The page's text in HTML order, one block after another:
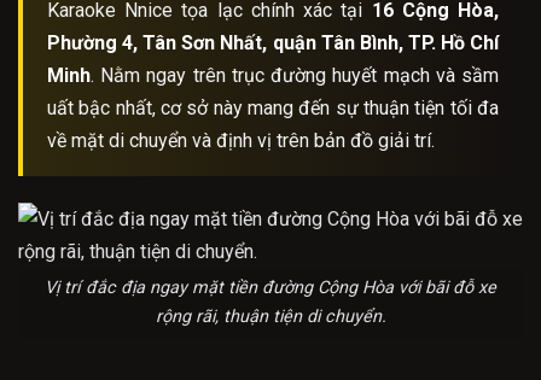
Karaoke Nnice tọa lạc chính xác tại 16 Cộng Hòa,
Phường 4, Tân Sơn Nhất, quận Tân Bình, TP. Hồ Chí
Minh. Nằm ngay trên trục đường huyết mạch và sầm
uất bậc nhất, cơ sở này mang đến sự thuận tiện tối đa
về mặt di chuyển và định vị trên bản đồ giải trí.
Vị trí đắc địa ngay mặt tiền đường Cộng Hòa với bãi đỗ xe
rộng rãi, thuận tiện di chuyển.